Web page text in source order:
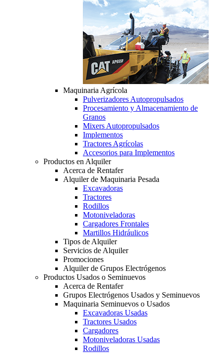
Maquinaria Agrícola
Pulverizadores Autopropulsados
Procesamiento y Almacenamiento de
Granos
Mixers Autopropulsados
Implementos
Tractores Agrícolas
Accesorios para Implementos
Productos en Alquiler
Acerca de Rentafer
Alquiler de Maquinaria Pesada
Excavadoras
Tractores
Rodillos
Motoniveladoras
Cargadores Frontales
Martillos Hidráulicos
Tipos de Alquiler
Servicios de Alquiler
Promociones
Alquiler de Grupos Electrógenos
Productos Usados o Seminuevos
Acerca de Rentafer
Grupos Electrógenos Usados y Seminuevos
Maquinaria Seminuevos o Usados
Excavadoras Usadas
Tractores Usados
Cargadores
Motoniveladoras Usadas
Rodillos